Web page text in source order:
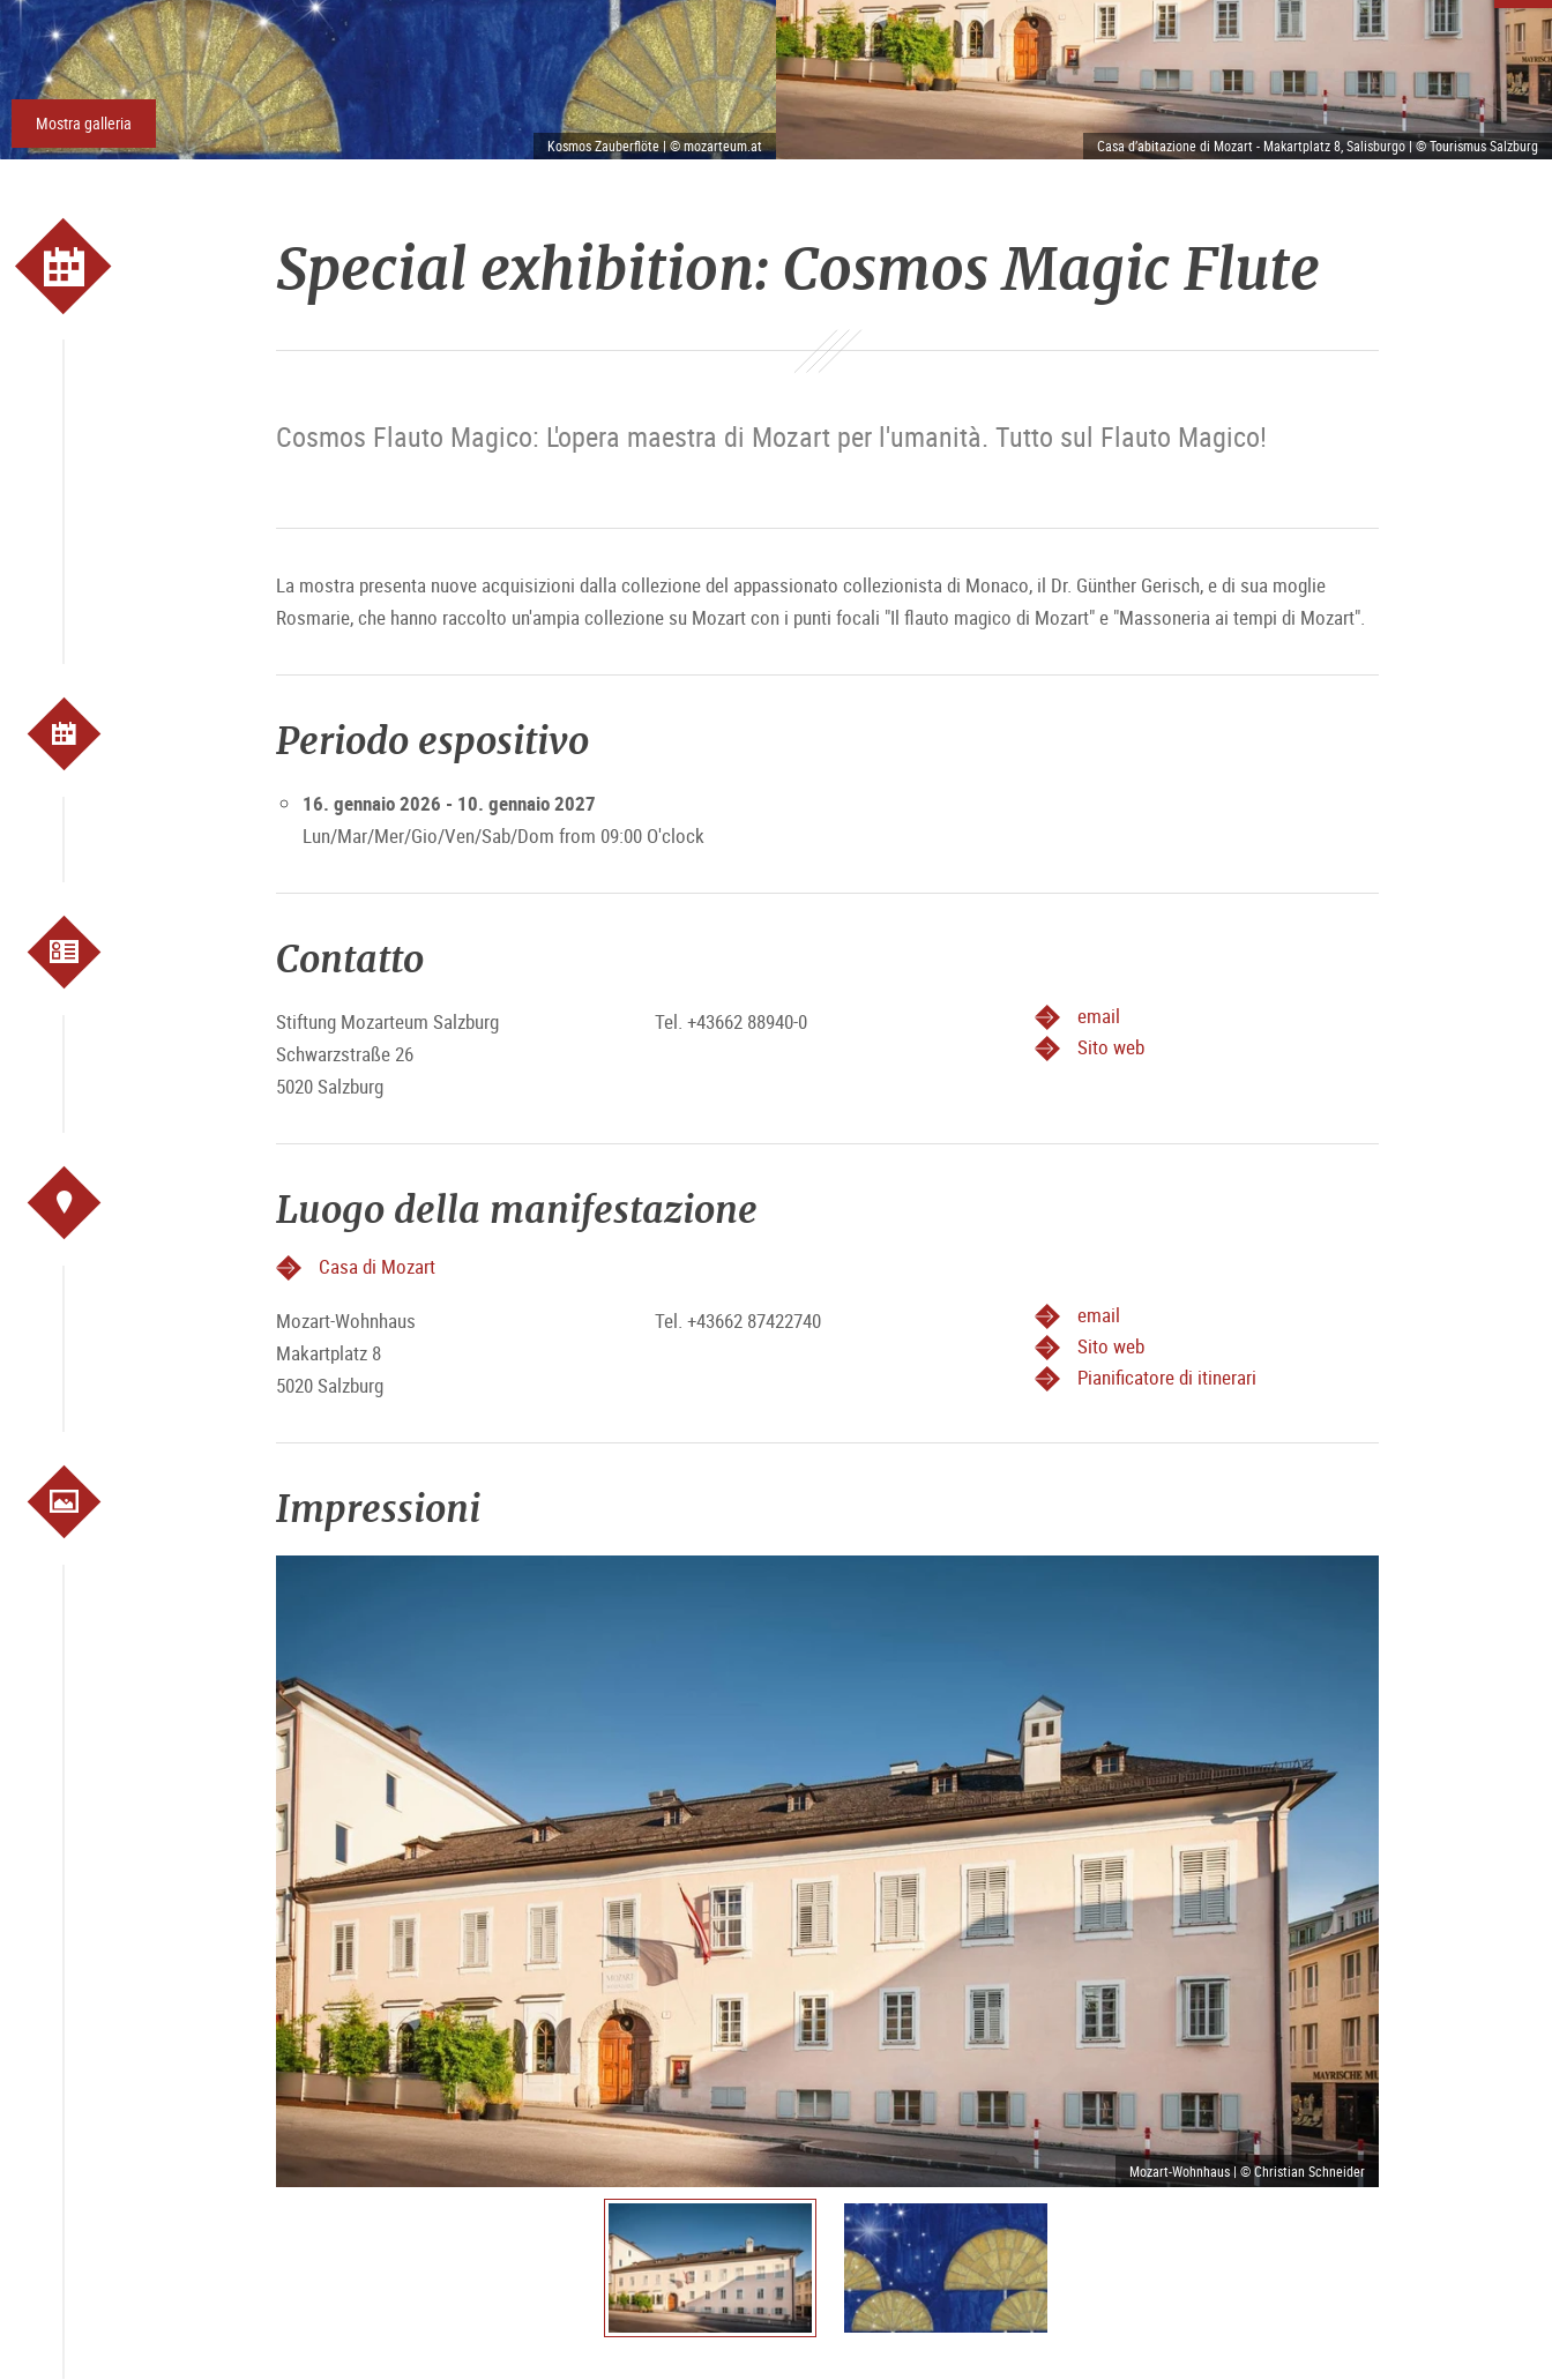
Kosmos Zauberflöte | © mozarteum.at
Mostra galleria
Casa d’abitazione di Mozart - Makartplatz 8, Salisburgo | © Tourismus Salzburg
Special exhibition: Cosmos Magic Flute
Cosmos Flauto Magico: L'opera maestra di Mozart per l'umanità. Tutto sul Flauto Magico!
La mostra presenta nuove acquisizioni dalla collezione del appassionato collezionista di Monaco, il Dr. Günther Gerisch, e di sua moglie
Rosmarie, che hanno raccolto un'ampia collezione su Mozart con i punti focali "Il flauto magico di Mozart" e "Massoneria ai tempi di Mozart".
Periodo espositivo
16. gennaio 2026 - 10. gennaio 2027
Lun/Mar/Mer/Gio/Ven/Sab/Dom from 09:00 O'clock
Contatto
Stiftung Mozarteum Salzburg
Schwarzstraße 26
5020 Salzburg
Tel. +43662 88940-0
email
Sito web
Luogo della manifestazione
Casa di Mozart
Mozart-Wohnhaus
Makartplatz 8
5020 Salzburg
Tel. +43662 87422740
email
Sito web
Pianificatore di itinerari
Impressioni
Mozart-Wohnhaus | © Christian Schneider